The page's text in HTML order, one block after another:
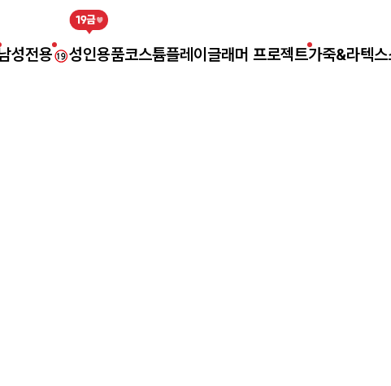
성전용 성인용품코스튬플레이 글래머 프로젝트가죽&라텍스